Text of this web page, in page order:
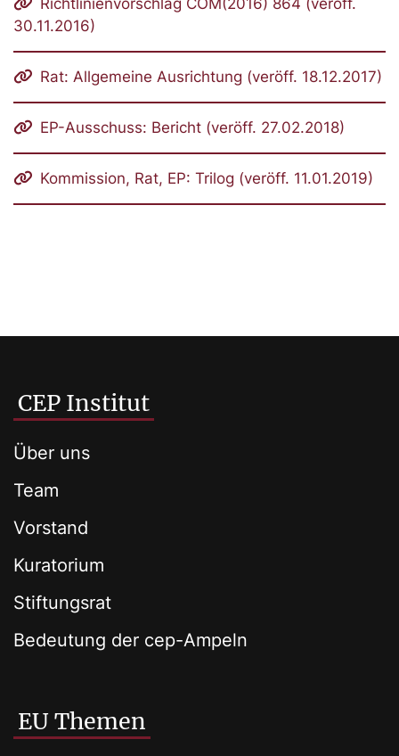
Richtlinienvorschlag COM(2016) 864 (veröff.
30.11.2016)
Rat: Allgemeine Ausrichtung (veröff. 18.12.2017)
EP-Ausschuss: Bericht (veröff. 27.02.2018)
Kommission, Rat, EP: Trilog (veröff. 11.01.2019)
CEP Institut
Über uns
Team
Vorstand
Kuratorium
Stiftungsrat
Bedeutung der cep-Ampeln
EU Themen